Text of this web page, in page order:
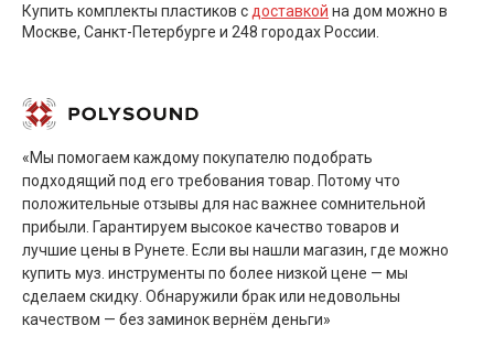
Купить комплекты пластиков с доставкой на дом можно в
Москве, Санкт-Петербурге и 248 городах России.
«Мы помогаем каждому покупателю подобрать
подходящий под его требования товар. Потому что
положительные отзывы для нас важнее сомнительной
прибыли. Гарантируем высокое качество товаров и
лучшие цены в Рунете. Если вы нашли магазин, где можно
купить муз. инструменты по более низкой цене — мы
сделаем скидку. Обнаружили брак или недовольны
качеством — без заминок вернём деньги»